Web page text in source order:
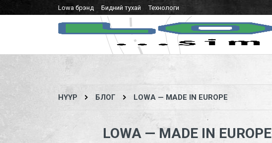
Lowa брэнд Бидний тухай Технологи
НҮҮР БЛОГ LOWA — MADE IN EUROPE
LOWA — MADE IN EUROPE